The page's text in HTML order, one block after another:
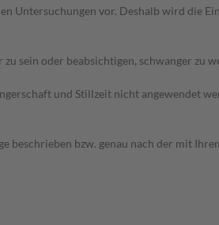
Untersuchungen vor. Deshalb wird die
sein oder beabsichtigen, schwanger
und Stillzeit nicht angewendet
beschrieben bzw. genau nach der mit